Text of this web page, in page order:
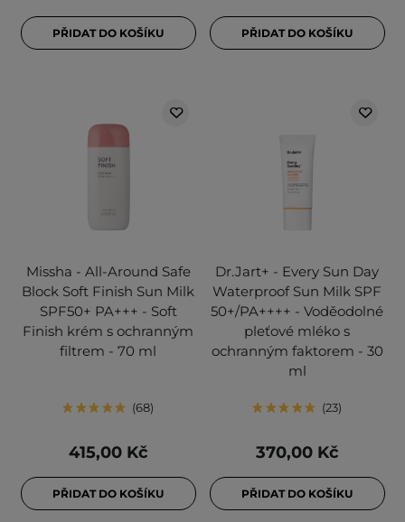
PŘIDAT DO KOŠÍKU PŘIDAT DO KOŠÍKU
Missha - All-Around Safe
Block Soft Finish Sun Milk
SPF50+ PA+++ - Soft
Finish krém s ochranným
filtrem - 70 ml
68
415,00 Kč
PŘIDAT DO KOŠÍKU
Dr.Jart+ - Every Sun Day
Waterproof Sun Milk SPF
50+/PA++++ - Voděodolné
pleťové mléko s
ochranným faktorem - 30
ml
23
370,00 Kč
PŘIDAT DO KOŠÍKU